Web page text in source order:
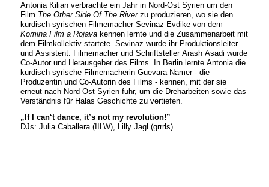
Antonia Kilian verbrachte ein Jahr in Nord-Ost Syrien um den
Film The Other Side Of The Riverzu produzieren, wo sie den
kurdisch-syrischen Filmemacher Sevinaz Evdike von dem
Komina Film a Rojava kennen lernte und die Zusammenarbeit mit
dem Filmkollektiv startete. Sevinaz wurde ihr Produktionsleiter
und Assistent. Filmemacher und Schriftsteller Arash Asadi wurde
Co-Autor und Herausgeber des Films. In Berlin lernte Antonia die
kurdisch-syrische Filmemacherin Guevara Namer - die
Produzentin und Co-Autorin des Films - kennen, mit der sie
erneut nach Nord-Ost Syrien fuhr, um die Dreharbeiten sowie das
Verständnis für Halas Geschichte zu vertiefen.
„If I can‘t dance, it’s not my revolution!”
DJs: Julia Caballera (IILW), Lilly Jagl (grrrls)